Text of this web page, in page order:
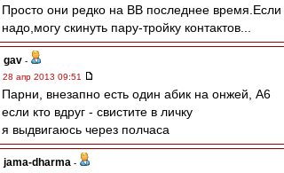
Просто они редко на ВВ последнее время.Если
надо,могу скинуть пару-тройку контактов...
gav -
28 апр 2013 09:51
Парни, внезапно есть один абик на онжей, А6
если кто вдруг - свистите в личку
я выдвигаюсь через полчаса
jama-dharma -